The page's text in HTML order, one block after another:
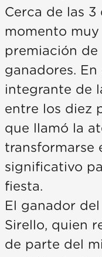
Cerca de las
momento
premiación
ganadores.
integrante de
entre los diez
que llamó la
transformarse
significativo
fiesta.
El ganador
Sirello, quien
de parte del